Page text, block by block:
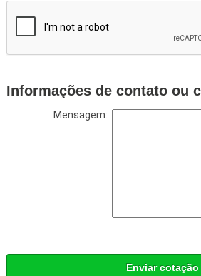
Informações de contato ou
Mensagem:
Enviar cotação